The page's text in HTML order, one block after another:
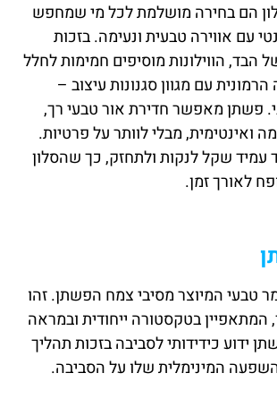
הם בחירה מושלמת לכל מי שמחפש
עם אווירה טבעית ונעימה. בזכות
הווילונות מוסיפים חמימות לחלל
עם מגוון סגנונות עיצוב –
פשתן מאפשר חדירת אור טבעי רך,
ואינטימית, מבלי לוותר על פרטיות.
שקל לנקות ולתחזק, כך שהסלון
לאורך זמן.
המיוצר מסיבי צמח הפשתן. זהו
בטקסטורה ייחודית ובמראה
ידוע כידידותי לסביבה בזכות תהליך
המינימלית שלו על הסביבה.